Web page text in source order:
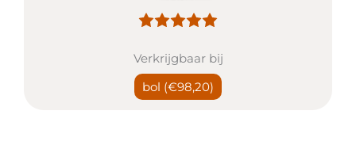
Verkrijgbaar bij
bol (€98,20)